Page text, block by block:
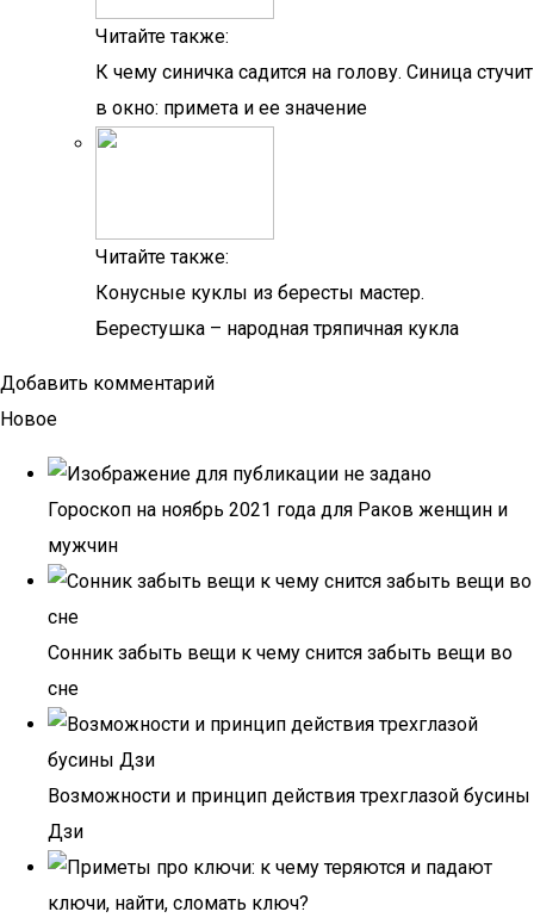
Читайте также:
К чему синичка садится на голову. Синица стучит
в окно: примета и ее значение
Читайте также:
Конусные куклы из бересты мастер.
Берестушка – народная тряпичная кукла
Добавить комментарий
Новое
Гороскоп на ноябрь 2021 года для Раков женщин и
мужчин
Сонник забыть вещи к чему снится забыть вещи во
сне
Возможности и принцип действия трехглазой бусины
Дзи